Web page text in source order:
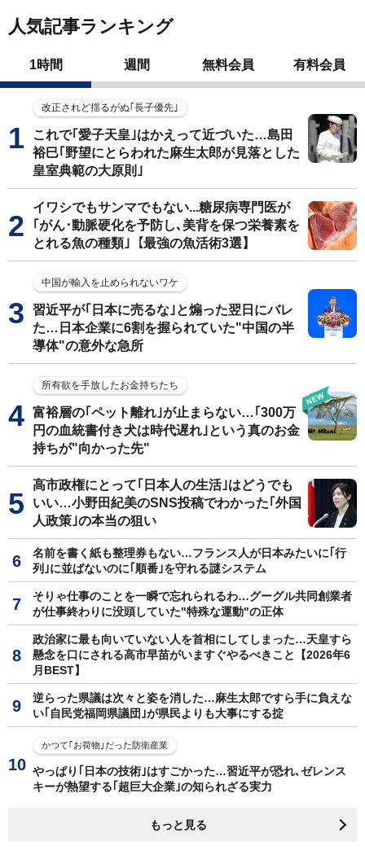
人気記事ランキング
1時間 週間 無料会員 有料会員
改正されど揺るがぬ｢長子優先｣
これで｢愛子天皇｣はかえって近づいた…島田
裕巳｢野望にとらわれた麻生太郎が見落とした
皇室典範の大原則｣
イワシでもサンマでもない...糖尿病専門医が
｢がん･動脈硬化を予防し､美背を保つ栄養素を
とれる魚の種類｣【最強の魚活術3選】
中国が輸入を止められないワケ
習近平が｢日本に売るな｣と煽った翌日にバレ
た…日本企業に6割を握られていた"中国の半
導体"の意外な急所
所有欲を手放したお金持ちたち
富裕層の｢ペット離れ｣が止まらない…｢300万
円の血統書付き犬は時代遅れ｣という真のお金
持ちが"向かった先"
高市政権にとって｢日本人の生活｣はどうでも
いい…小野田紀美のSNS投稿でわかった｢外国
人政策｣の本当の狙い
名前を書く紙も整理券もない…フランス人が日本みたいに｢行
列｣に並ばないのに｢順番｣を守れる謎システム
そりゃ仕事のことを一瞬で忘れられるわ…グーグル共同創業者
が仕事終わりに没頭していた"特殊な運動"の正体
政治家に最も向いていない人を首相にしてしまった…天皇すら
懸念を口にされる高市早苗がいますぐやるべきこと【2026年6
月BEST】
逆らった県議は次々と姿を消した…麻生太郎ですら手に負えな
い｢自民党福岡県議団｣が県民よりも大事にする掟
かつて｢お荷物｣だった防衛産業
やっぱり｢日本の技術｣はすごかった…習近平が恐れ､ゼレンス
キーが熱望する｢超巨大企業｣の知られざる実力
もっと見る